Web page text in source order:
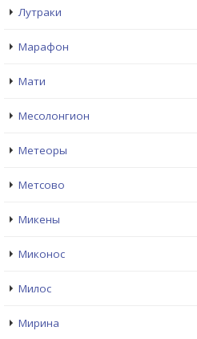
Лутраки
Марафон
Мати
Месолонгион
Метеоры
Метсово
Микены
Миконос
Милос
Мирина